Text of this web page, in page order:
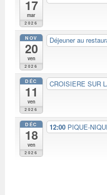
17
mar
2026
NOV
20
ven
2026
Déjeuner au
DÉC
11
ven
2026
CROISIERE SUR
DÉC
18
ven
2026
12:00 PIQUE-